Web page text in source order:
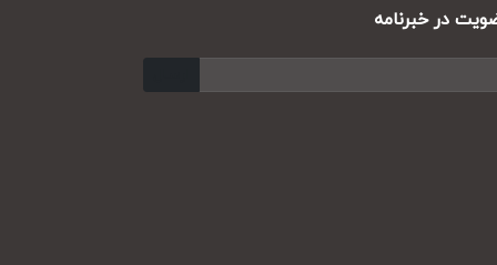
در خبرنامه